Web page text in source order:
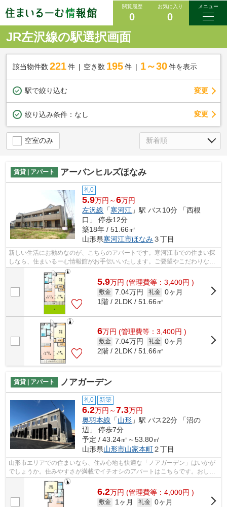
閲覧履歴
0
お気に入り
0
メニュー
JR左沢線の駅選択画面
該当物件数 221件 空き数 195 件 1～30 件を表示
駅で絞り込む 変更
絞り込み条件： なし 変更
空室のみ
賃貸 | アパート アーバンヒルズほなみ
礼0
5.9万円～6万円
左沢線 「寒河江 」駅 バス10分 「西根
口」 停歩12分
築18年 / 51.66㎡
山形県寒河江市ほなみ３丁目
新しい生活にお勧めなのが、こちらのアパートです。寒河江市での住まい探
しなら、住まいるーむ情報館がお手伝いいたします。ご要望やこだわりなど
ございましたら、info@sumai-room.com...
5.9万円 (管理費等：3,400円 )
敷金 7.04万円 礼金 0ヶ月
1階 / 2LDK / 51.66㎡
6万円 (管理費等：3,400円 )
敷金 7.04万円 礼金 0ヶ月
2階 / 2LDK / 51.66㎡
賃貸 | アパート ノアガーデン
礼0 新築
6.2万円～7.3万円
奥羽本線 「山形 」駅 バス22分 「沼の
辺」 停歩7分
予定 / 43.24㎡～53.80㎡
山形県山形市山家本町２丁目
山形市エリアでの住まいなら、住み心地も快適な「ノアガーデン」はいかが
でしょうか。住みやすさが満載でイチオシのアパートはこちらです。おしゃ
れな山形市エリアや山形付近でお気に...
6.2万円 (管理費等：4,000円 )
敷金 1ヶ月 礼金 0ヶ月